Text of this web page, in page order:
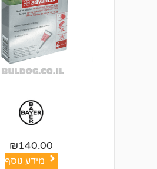
₪140.00
מידע נוסף